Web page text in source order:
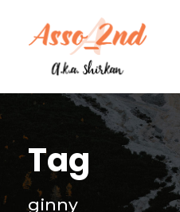
Tag
ginny